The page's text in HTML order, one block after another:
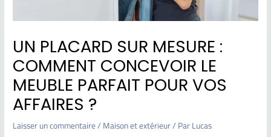
UN PLACARD SUR MESURE :
COMMENT CONCEVOIR LE
MEUBLE PARFAIT POUR VOS
AFFAIRES ?
Laisser un commentaire/Maison et extérieur/ ParLucas